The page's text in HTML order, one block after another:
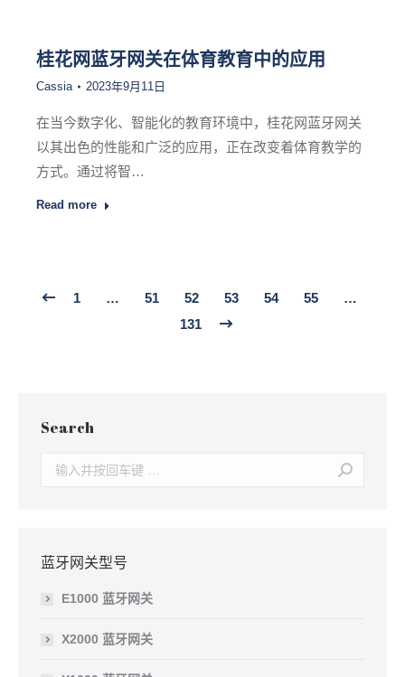
桂花网蓝牙网关在体育教育中的应用
Cassia 2023年9月11日
在当今数字化、智能化的教育环境中，桂花网蓝牙网关
以其出色的性能和广泛的应用，正在改变着体育教学的
方式。通过将智…
Read more
1 … 51 52 53 54 55
…
131
Search
Search:
蓝牙网关型号
E1000 蓝牙网关
X2000 蓝牙网关